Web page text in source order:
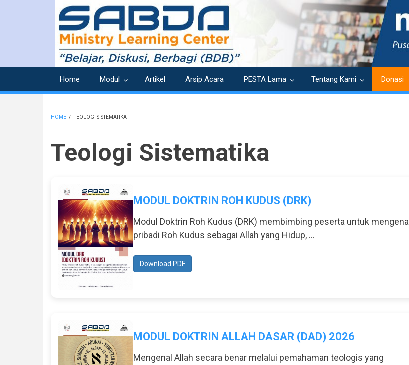
Home Modul Artikel Arsip Acara PESTA Lama Tentang Kami Donasi
HOME / TEOLOGI SISTEMATIKA
Teologi Sistematika
MODUL DOKTRIN ROH KUDUS (DRK)
Modul Doktrin Roh Kudus (DRK) membimbing peserta untuk mengenal
pribadi Roh Kudus sebagai Allah yang Hidup, ...
Download PDF
MODUL DOKTRIN ALLAH DASAR (DAD) 2026
Mengenal Allah secara benar melalui pemahaman teologis yang